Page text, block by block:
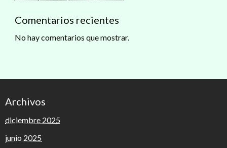
Comentarios recientes
No hay comentarios que mostrar.
Archivos
diciembre 2025
junio 2025